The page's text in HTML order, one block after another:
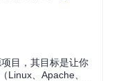
目，其目标是让你
Linux、Apache、